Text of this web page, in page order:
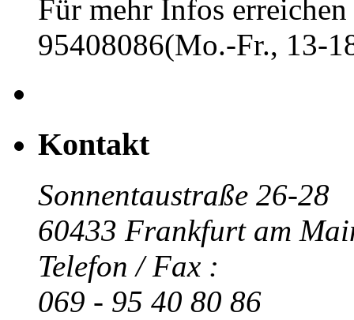
Für mehr Infos
95408086(Mo.-Fr., 13-
Kontakt
Sonnentaustraße 26-28
60433 Frankfurt am
Telefon / Fax :
069 - 95 40 80 86